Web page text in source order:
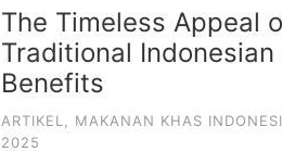
The Timeless Appeal
Traditional
Benefits
ARTIKEL MAKANAN KHAS
2025